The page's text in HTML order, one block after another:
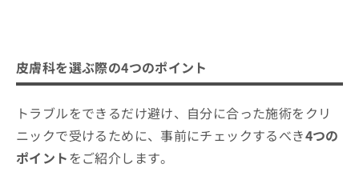
皮膚科を選ぶ際の4つのポイント
トラブルをできるだけ避け、自分に合った施術をクリ
ニックで受けるために、事前にチェックするべき4つの
ポイントをご紹介します。